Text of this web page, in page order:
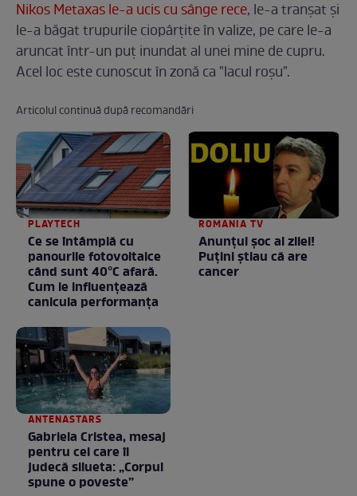
Nikos Metaxas le-a ucis cu sânge rece, le-a tranşat şi
le-a băgat trupurile ciopârţite în valize, pe care le-a
aruncat într-un puţ inundat al unei mine de cupru.
Acel loc este cunoscut în zonă ca "lacul roşu".
Articolul continuă după recomandări
PLAYTECH
Ce se întâmplă cu
panourile fotovoltaice
când sunt 40°C afară.
Cum le influențează
canicula performanța
ROMANIA TV
Anunţul şoc al zilei!
Puţini ştiau că are
cancer
ANTENASTARS
Gabriela Cristea, mesaj
pentru cei care îi
judecă silueta: „Corpul
spune o poveste”